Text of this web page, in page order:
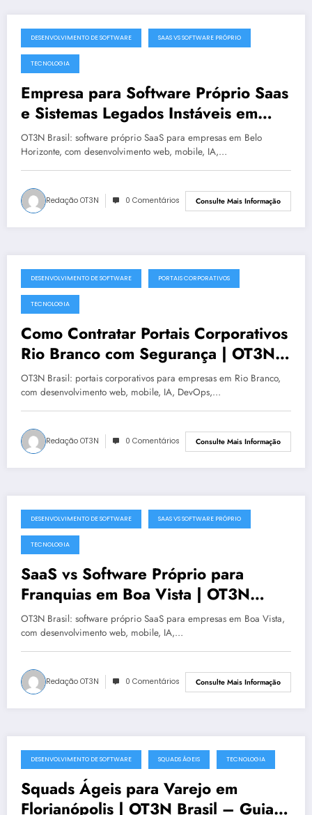
julho 19, 2025
DESENVOLVIMENTO DE SOFTWARE SAAS VS SOFTWARE PRÓPRIO
TECNOLOGIA
Empresa para Software Próprio Saas
e Sistemas Legados Instáveis em
Belo Horizonte | OT3N Brasil – Guia
3449
OT3N Brasil: software próprio SaaS para empresas em Belo
Horizonte, com desenvolvimento web, mobile, IA,…
Redação OT3N 0 Comentários Consulte Mais Informação
julho 19, 2025
DESENVOLVIMENTO DE SOFTWARE PORTAIS CORPORATIVOS
TECNOLOGIA
Como Contratar Portais Corporativos
Rio Branco com Segurança | OT3N
Brasil
OT3N Brasil: portais corporativos para empresas em Rio Branco,
com desenvolvimento web, mobile, IA, DevOps,…
Redação OT3N 0 Comentários Consulte Mais Informação
julho 19, 2025
DESENVOLVIMENTO DE SOFTWARE SAAS VS SOFTWARE PRÓPRIO
TECNOLOGIA
SaaS vs Software Próprio para
Franquias em Boa Vista | OT3N
Brasil – Guia 1481
OT3N Brasil: software próprio SaaS para empresas em Boa Vista,
com desenvolvimento web, mobile, IA,…
Redação OT3N 0 Comentários Consulte Mais Informação
julho 19, 2025
DESENVOLVIMENTO DE SOFTWARE SQUADS ÁGEIS TECNOLOGIA
Squads Ágeis para Varejo em
Florianópolis | OT3N Brasil – Guia